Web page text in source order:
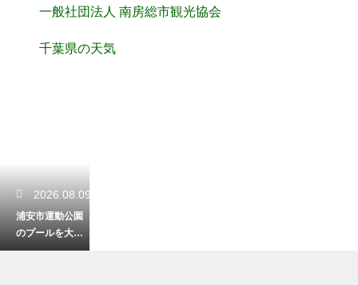
一般社団法人 南房総市観光協会
千葉県の天気
2026.08.09
浦安市運動公園
のプールを大満
喫！料金やスラ